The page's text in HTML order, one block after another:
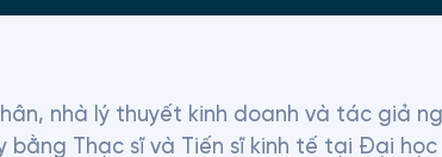
nhà lý thuyết kinh doanh và tác giả
Thạc sĩ và Tiến sĩ kinh tế tại Đại học